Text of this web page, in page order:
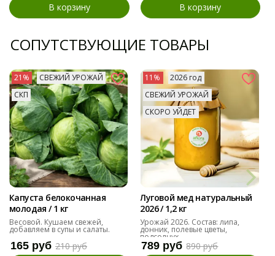
В корзину
В корзину
СОПУТСТВУЮЩИЕ ТОВАРЫ
21%
СВЕЖИЙ УРОЖАЙ
СКП
Капуста белокочанная
молодая / 1 кг
Весовой. Кушаем свежей,
добавляем в супы и салаты.
165 руб 210 руб
11%
2026 год
СВЕЖИЙ УРОЖАЙ
СКОРО УЙДЕТ
Луговой мед натуральный
2026 / 1,2 кг
Урожай 2026. Состав: липа,
донник, полевые цветы,
подсолнух
789 руб 890 руб